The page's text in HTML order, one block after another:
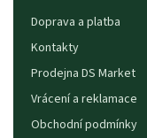
Doprava a platba
Kontakty
Prodejna DS Market
Vrácení a reklamace
Obchodní podmínky